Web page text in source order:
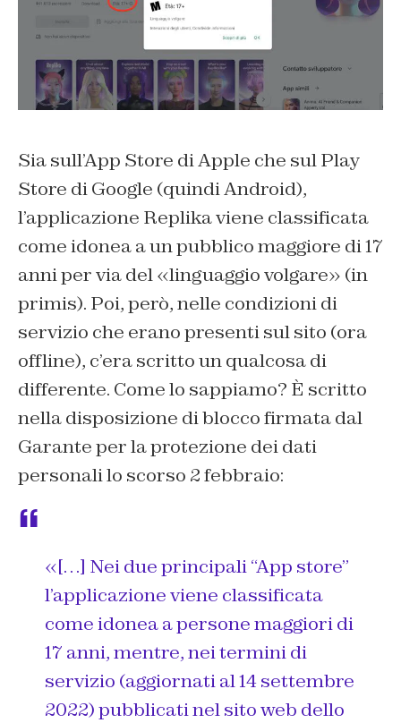
Sia sull’App Store di Apple che sul Play
Store di Google (quindi Android),
l’applicazione Replika viene classificata
come idonea a un pubblico maggiore di 17
anni per via del «linguaggio volgare» (in
primis). Poi, però, nelle condizioni di
servizio che erano presenti sul sito (ora
offline), c’era scritto un qualcosa di
differente. Come lo sappiamo? È scritto
nella disposizione di blocco firmata dal
Garante per la protezione dei dati
personali lo scorso 2 febbraio:
«[…] Nei due principali “App store”
l’applicazione viene classificata
come idonea a persone maggiori di
17 anni, mentre, nei termini di
servizio (aggiornati al 14 settembre
2022) pubblicati nel sito web dello